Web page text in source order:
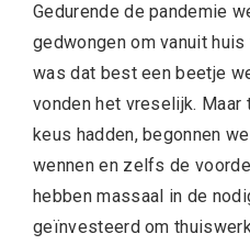
Gedurende de pandemie
gedwongen om vanuit
was dat best een beetje
vonden het vreselijk. Maar
keus hadden, begonnen
wennen en zelfs de
hebben massaal in de
geïnvesteerd om